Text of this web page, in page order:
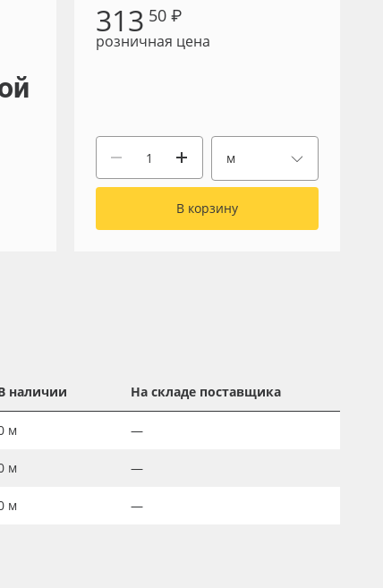
313 50 ₽
розничная цена
м
В корзину
наличии На складе поставщика
м —
м —
м —